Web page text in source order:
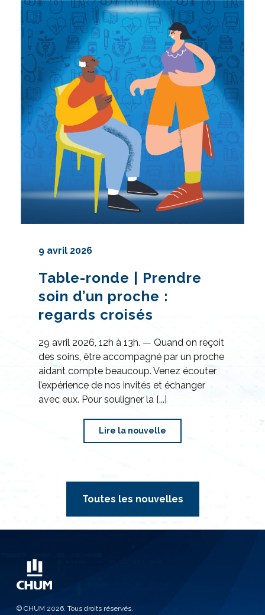
9 avril 2026
Table-ronde | Prendre
soin d’un proche :
regards croisés
29 avril 2026, 12h à 13h. — Quand on reçoit
des soins, être accompagné par un proche
aidant compte beaucoup. Venez écouter
l’expérience de nos invités et échanger
avec eux. Pour souligner la [...]
Toutes les nouvelles
© CHUM 2026. Tous droits réservés.